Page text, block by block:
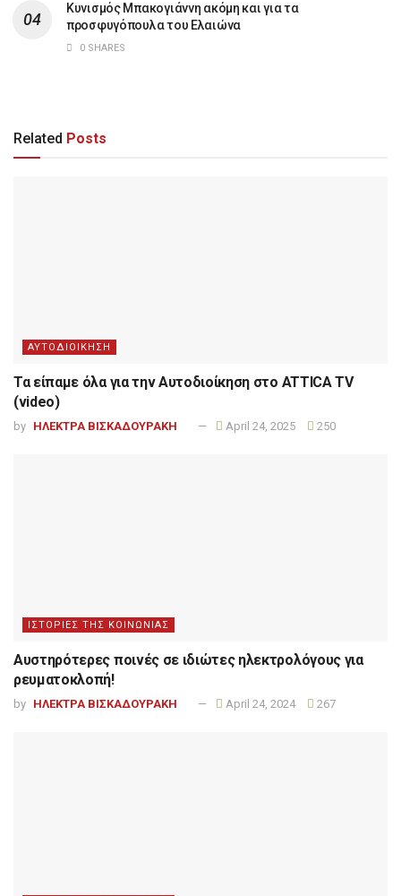
Κυνισμός Μπακογιάννη ακόμη και για τα
προσφυγόπουλα του Ελαιώνα
0 SHARES
Related Posts
ΑΥΤΟΔΙΟΙΚΗΣΗ
Τα είπαμε όλα για την Αυτοδιοίκηση στο ATTICA TV
(video)
by ΗΛΕΚΤΡΑ ΒΙΣΚΑΔΟΥΡΑΚΗ April 24, 2025 250
ΙΣΤΟΡΙΕΣ ΤΗΣ ΚΟΙΝΩΝΙΑΣ
Αυστηρότερες ποινές σε ιδιώτες ηλεκτρολόγους για
ρευματοκλοπή!
by ΗΛΕΚΤΡΑ ΒΙΣΚΑΔΟΥΡΑΚΗ April 24, 2024 267